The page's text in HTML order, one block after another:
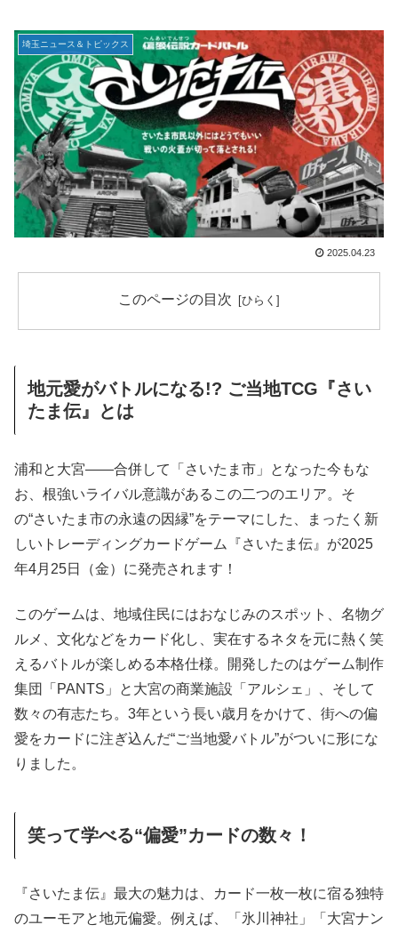
埼玉ニュース＆トピックス
2025.04.23
このページの目次
地元愛がバトルになる!? ご当地TCG『さい
たま伝』とは
浦和と大宮――合併して「さいたま市」となった今もな
お、根強いライバル意識があるこの二つのエリア。そ
の“さいたま市の永遠の因縁”をテーマにした、まったく新
しいトレーディングカードゲーム『さいたま伝』が2025
年4月25日（金）に発売されます！
このゲームは、地域住民にはおなじみのスポット、名物グ
ルメ、文化などをカード化し、実在するネタを元に熱く笑
えるバトルが楽しめる本格仕様。開発したのはゲーム制作
集団「PANTS」と大宮の商業施設「アルシェ」、そして
数々の有志たち。3年という長い歳月をかけて、街への偏
愛をカードに注ぎ込んだ“ご当地愛バトル”がついに形にな
りました。
笑って学べる“偏愛”カードの数々！
『さいたま伝』最大の魅力は、カード一枚一枚に宿る独特
のユーモアと地元偏愛。例えば、「氷川神社」「大宮ナン